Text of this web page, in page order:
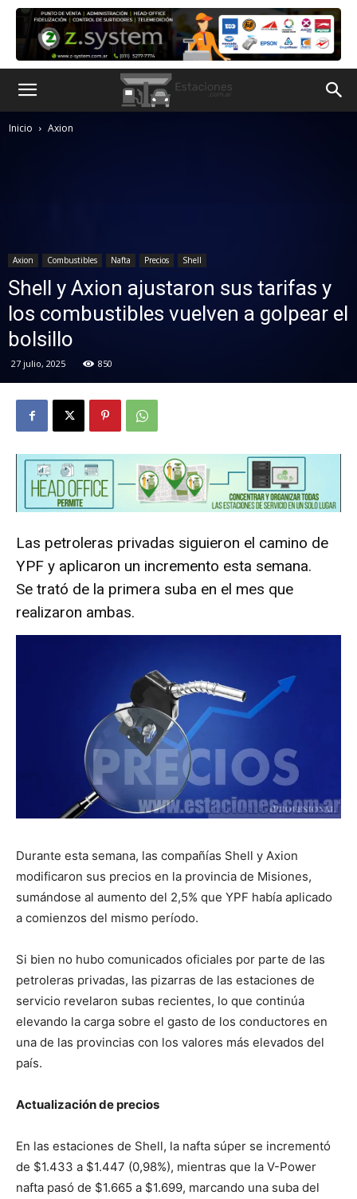
Inicio Axion
Axion Combustibles Nafta Precios Shell
Shell y Axion ajustaron sus tarifas y
los combustibles vuelven a golpear el
bolsillo
27 julio, 2025 850
Las petroleras privadas siguieron el camino de
YPF y aplicaron un incremento esta semana.
Se trató de la primera suba en el mes que
realizaron ambas.
Durante esta semana, las compañías Shell y Axion
modificaron sus precios en la provincia de Misiones,
sumándose al aumento del 2,5% que YPF había aplicado
a comienzos del mismo período.
Si bien no hubo comunicados oficiales por parte de las
petroleras privadas, las pizarras de las estaciones de
servicio revelaron subas recientes, lo que continúa
elevando la carga sobre el gasto de los conductores en
una de las provincias con los valores más elevados del
país.
Actualización de precios
En las estaciones de Shell, la nafta súper se incrementó
de $1.433 a $1.447 (0,98%), mientras que la V-Power
nafta pasó de $1.665 a $1.699, marcando una suba del